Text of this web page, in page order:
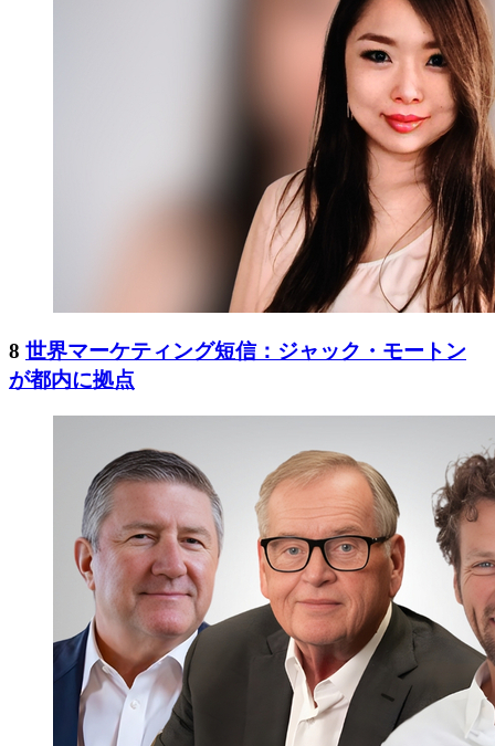
8 世界マーケティング短信：ジャック・モートン
が都内に拠点